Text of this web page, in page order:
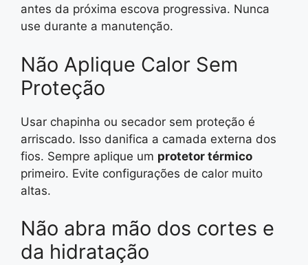
antes da próxima escova progressiva. Nunca
use durante a manutenção.
Não Aplique Calor Sem
Proteção
Usar chapinha ou secador sem proteção é
arriscado. Isso danifica a camada externa dos
fios. Sempre aplique um protetor térmico
primeiro. Evite configurações de calor muito
altas.
Não abra mão dos cortes e
da hidratação